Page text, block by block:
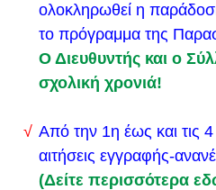
Προκήρυξη (εδώ)
Σας ενημερώνουμε ότι
Πέμπτη 9/2/2023, από
Σύμφωνα με απόφαση
Τετάρτη 8/2/2023 τα
Links Wedex για
Αποστολή
ολοκληρωθεί η
το πρόγραμμα της
Ο Διευθυντής και ο
σχολική χρονιά!
Από την 1η έως και τις 4
αιτήσεις εγγραφής-
(Δείτε περισσότερα